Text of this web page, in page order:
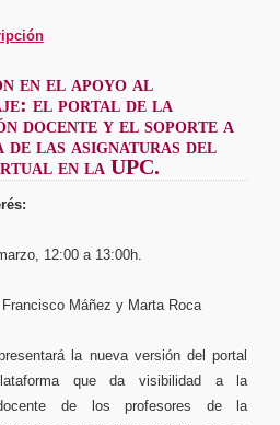
en el apoyo al
el portal de la
docente y el soporte a
de las asignaturas del
en la UPC.
12:00 a 13:00h.
Máñez y Marta Roca
la nueva versión del portal
que da visibilidad a la
de los profesores de la